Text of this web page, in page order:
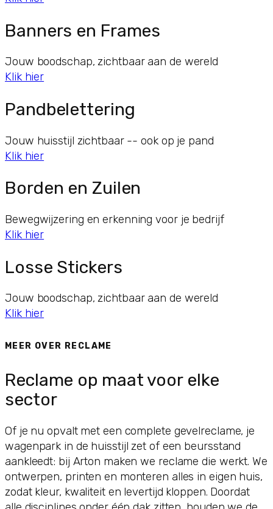
Banners en Frames
Jouw boodschap, zichtbaar aan de wereld
Klik hier
Pandbelettering
Jouw huisstijl zichtbaar -- ook op je pand
Klik hier
Borden en Zuilen
Bewegwijzering en erkenning voor je bedrijf
Klik hier
Losse Stickers
Jouw boodschap, zichtbaar aan de wereld
Klik hier
MEER OVER RECLAME
Reclame op maat voor elke
sector
Of je nu opvalt met een complete gevelreclame, je
wagenpark in de huisstijl zet of een beursstand
aankleedt: bij Arton maken we reclame die werkt. We
ontwerpen, printen en monteren alles in eigen huis,
zodat kleur, kwaliteit en levertijd kloppen. Doordat